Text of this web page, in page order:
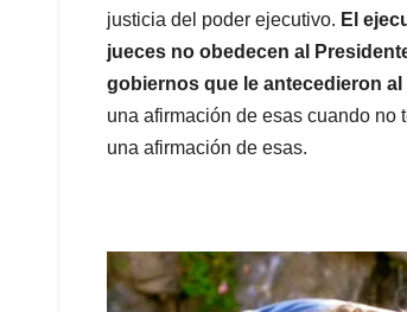
justicia del poder ejecutivo. El
jueces no obedecen al
gobiernos que le antecedieron
una afirmación de esas cuando no
una afirmación de esas.